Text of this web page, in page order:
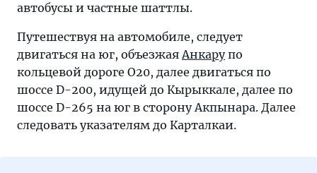
автобусы и частные шаттлы.
Путешествуя на автомобиле, следует
двигаться на юг, объезжаяАнкарупо
кольцевой дороге O20, далее двигаться по
шоссе D-200, идущей до Кырыккале, далее по
шоссе D-265 на юг в сторону Акпынара. Далее
следовать указателям до Карталкаи.